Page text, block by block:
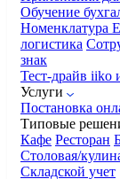
Обучение
Номенклатура
логистика
знак
Тест-драйв iiko
Услуги
Постановка
Типовые
Кафе Ресторан
Столовая/
Складской учет